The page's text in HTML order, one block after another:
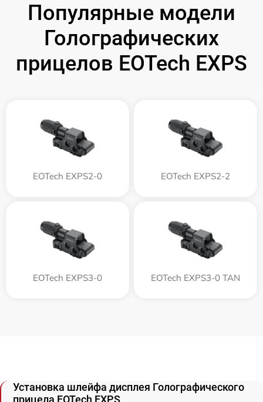
Популярные модели
Голографических
прицелов EOTech EXPS
EOTech EXPS2-0 EOTech EXPS2-2
EOTech EXPS3-0 EOTech EXPS3-0 TAN
Установка шлейфа дисплея Голографического
прицела EOTech EXPS